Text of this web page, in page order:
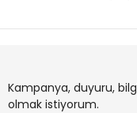
Kampanya, duyuru,
olmak istiyorum.